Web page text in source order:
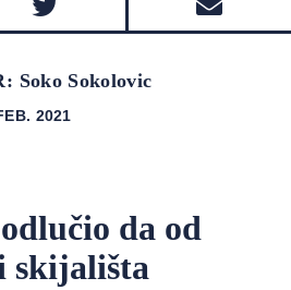
Soko Sokolovic
2021
da od
skijališta